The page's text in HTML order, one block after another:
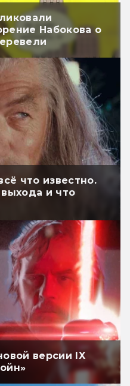
Набокова о
что известно.
и что
версии IX